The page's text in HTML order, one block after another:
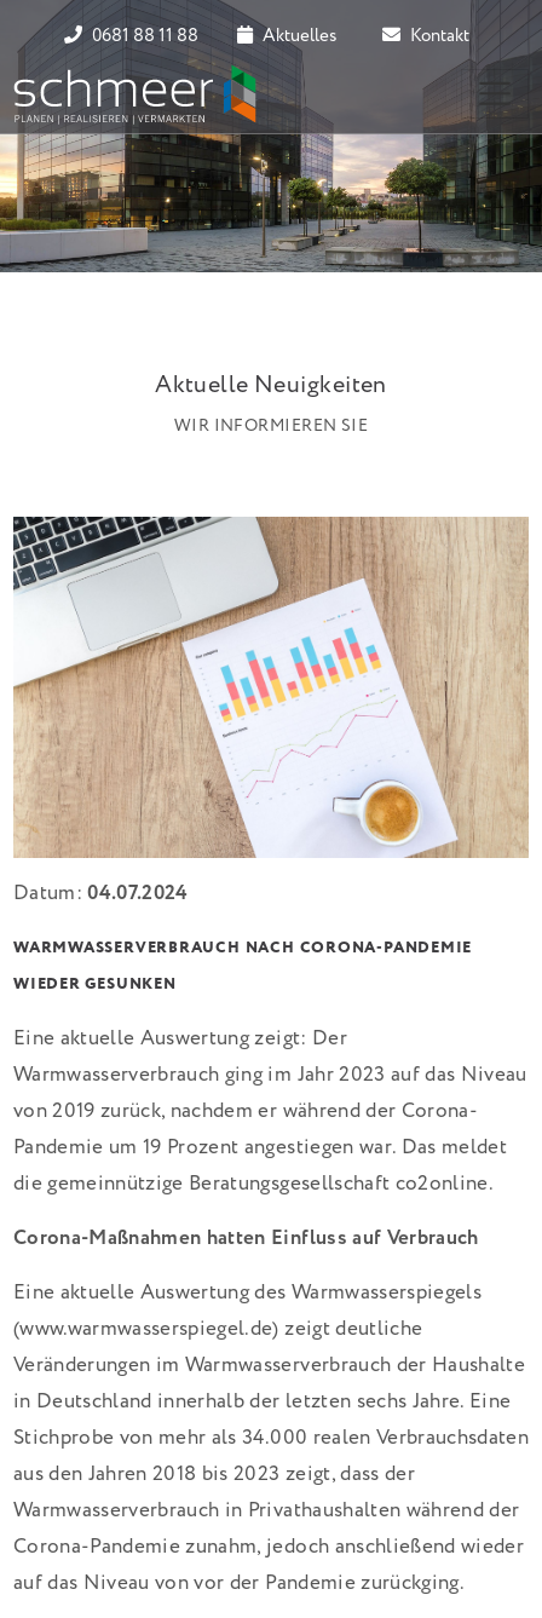
0681 88 11 88 Aktuelles Kontakt
Aktuelle Neuigkeiten
WIR INFORMIEREN SIE
Datum:04.07.2024
WARMWASSERVERBRAUCH NACH CORONA-PANDEMIE
WIEDER GESUNKEN
Eine aktuelle Auswertung zeigt: Der
Warmwasserverbrauch ging im Jahr 2023 auf das Niveau
von 2019 zurück, nachdem er während der Corona-
Pandemie um 19 Prozent angestiegen war. Das meldet
die gemeinnützige Beratungsgesellschaft co2online.
Corona-Maßnahmen hatten Einfluss auf Verbrauch
Eine aktuelle Auswertung des Warmwasserspiegels
(www.warmwasserspiegel.de) zeigt deutliche
Veränderungen im Warmwasserverbrauch der Haushalte
in Deutschland innerhalb der letzten sechs Jahre. Eine
Stichprobe von mehr als 34.000 realen Verbrauchsdaten
aus den Jahren 2018 bis 2023 zeigt, dass der
Warmwasserverbrauch in Privathaushalten während der
Corona-Pandemie zunahm, jedoch anschließend wieder
auf das Niveau von vor der Pandemie zurückging.